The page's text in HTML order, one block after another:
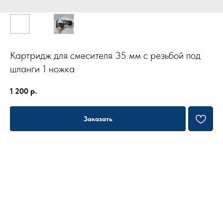
Картридж для смесителя 35 мм с резьбой под
шланги 1 ножка
1 200 р.
Заказать